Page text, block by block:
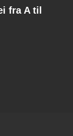
fra A til